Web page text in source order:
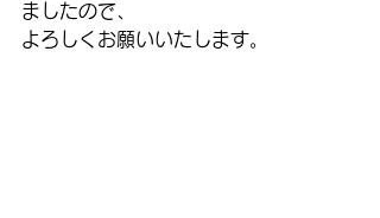
ましたので、
よろしくお願いいたします。